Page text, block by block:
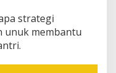
strategi
unuk membantu